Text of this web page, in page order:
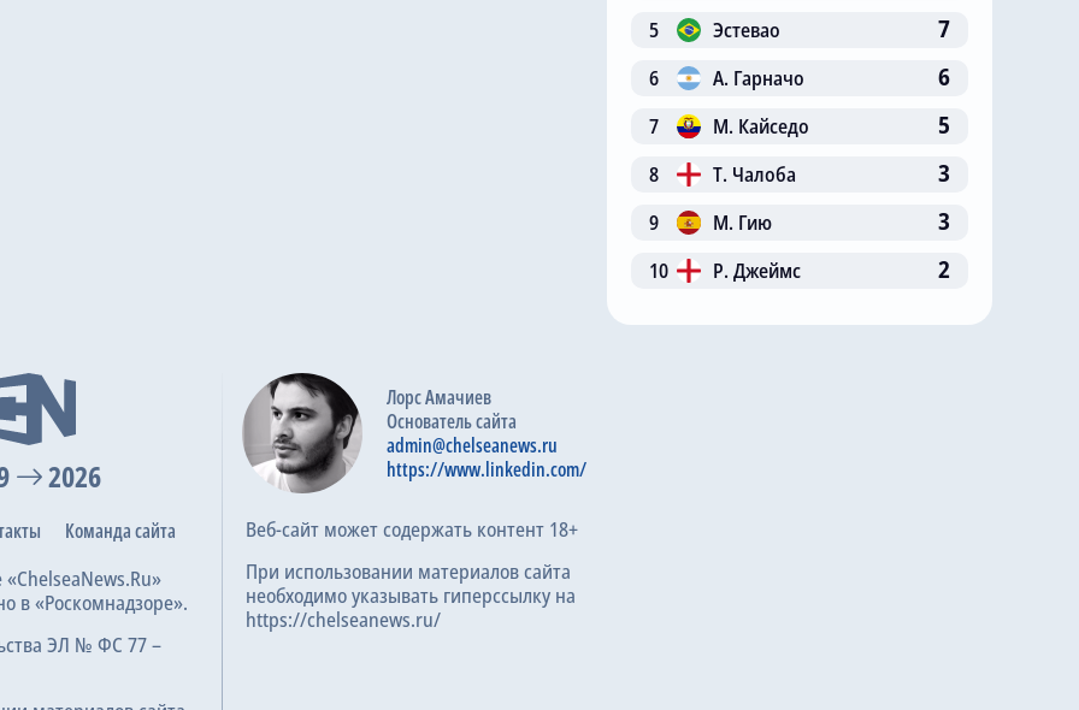
5 Эстевао 7
6 А. Гарначо 6
7 М. Кайседо 5
8 Т. Чалоба 3
9 М. Гию 3
10 Р. Джеймс 2
2026
Команда сайта
в «Роскомнадзоре».
ЭЛ № ФС 77 –
Лорс Амачиев
Основатель сайта
admin@chelseanews.ru
https://www.linkedin.com/
Веб-сайт может содержать контент 18+
При использовании материалов сайта
необходимо указывать гиперссылку на
https://chelseanews.ru/